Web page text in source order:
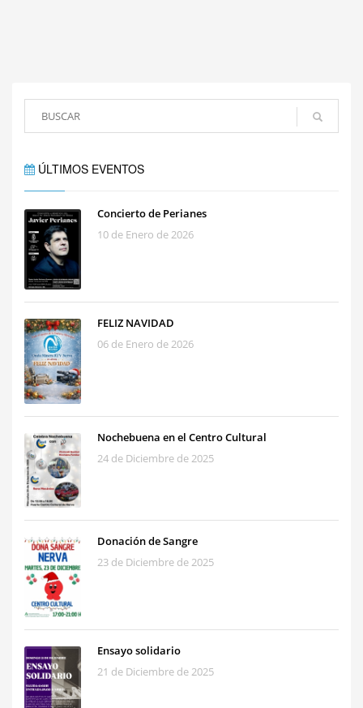
ÚLTIMOS EVENTOS
Concierto de Perianes
10 de Enero de 2026
FELIZ NAVIDAD
06 de Enero de 2026
Nochebuena en el Centro Cultural
24 de Diciembre de 2025
Donación de Sangre
23 de Diciembre de 2025
Ensayo solidario
21 de Diciembre de 2025